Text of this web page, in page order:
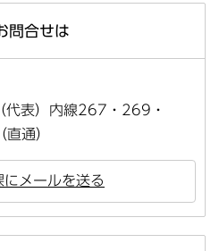
問合せは
表）内線267・269・
通）
にメールを送る